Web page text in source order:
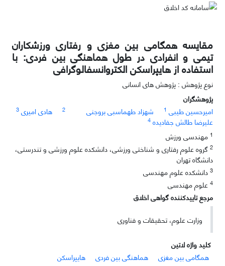
مقایسه همگامی بین مغزی و رفتاری ورزشکاران
تیمی و انفرادی در طول هماهنگی بین فردی: با
استفاده از هایپراسکن الکتروانسفالوگرافی
نوع پژوهش : پژوهش های انسانی
پژوهشگران
امیرحسین طیبی 1 شهزاد طهماسبی بروجنی 2 هادی امیری 3
علیرضا طالش جفادیده 4
1 مهندسی ورزش
2 گروه علوم رفتاری و شناختی ورزشی، دانشکده علوم ورزشی و تندرستی،
دانشگاه تهران
3 دانشکده علوم مهندسی
4 علوم مهندسی
مرجع تاییدکننده گواهی اخلاق
وزارت علوم، تحقیقات و فناوری
کلید واژه لاتین
همگامی بین مغزی
هماهنگی بین فردی
هایپراسکن